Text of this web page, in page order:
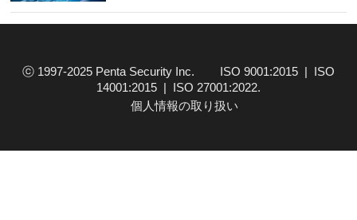
最低限の対応水準と望ましい取り組みを示し
ました。 本記事では、ガイドラインの概要と
ⓒ 1997-2025 Penta Security Inc. ISO 9001:2015 | ISO
14001:2015 | ISO 27001:2022.
個人情報の取り扱い